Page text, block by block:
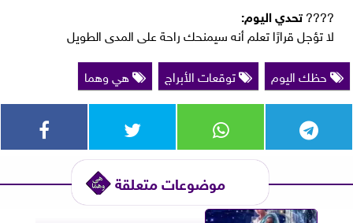
????تحدي اليوم:
لا تؤجل قرارًا تعلم أنه سيمنحك راحة على المدى الطويل
حظك اليوم
توقعات الأبراج هي وهما
موضوعات متعلقة